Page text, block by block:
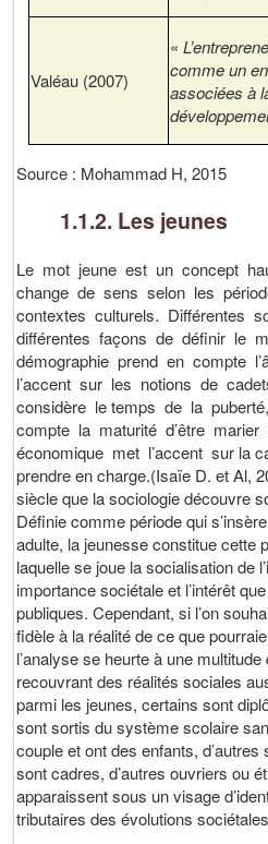
Valéau (2007)
«
comme un
associées à
Source : Mohammad H, 2015
1.1.2. Les jeunes
Le mot jeune est un concept
change de sens selon les
contextes culturels. Différentes
différentes façons de définir le
démographie prend en compte
l’accent sur les notions de
considère le temps de la
compte la maturité d’être marier
économique met l’accent sur la
prendre en charge.(Isaïe D. et Al,
siècle que la sociologie découvre
Définie comme période qui
adulte, la jeunesse constitue cette
laquelle se joue la socialisation de
importance sociétale et l’intérêt
publiques. Cependant, si l’on
fidèle à la réalité de ce que
l’analyse se heurte à une
recouvrant des réalités sociales
parmi les jeunes, certains sont
sont sortis du système scolaire
couple et ont des enfants,
sont cadres, d’autres ouvriers ou
apparaissent sous un visage
tributaires des évolutions